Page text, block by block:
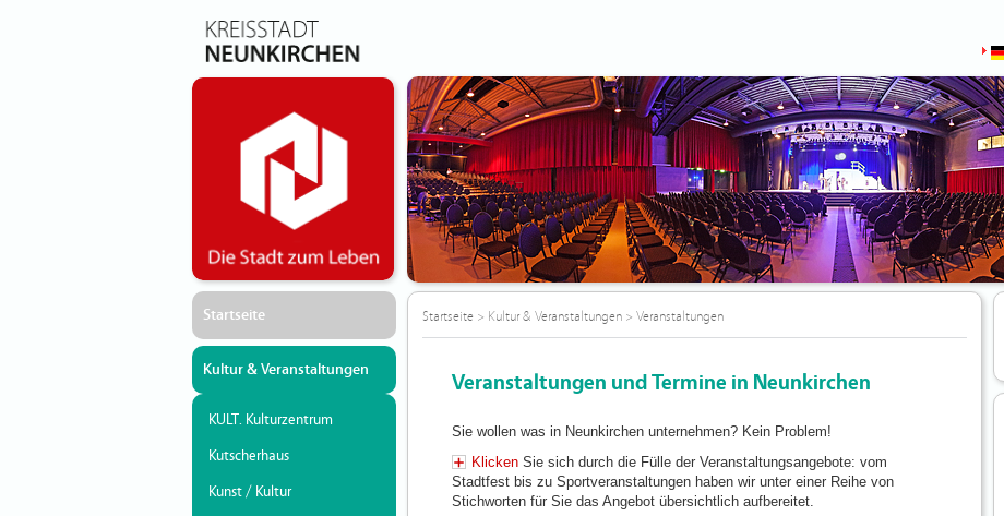
Startseite
Kultur & Veranstaltungen
KULT. Kulturzentrum
Kutscherhaus
Kunst / Kultur
Startseite> Kultur & Veranstaltungen> Veranstaltungen
Veranstaltungen und Termine in Neunkirchen
Sie wollen was in Neunkirchen unternehmen? Kein Problem!
KlickenSie sich durch die Fülle der Veranstaltungsangebote: vom
Stadtfest bis zu Sportveranstaltungen haben wir unter einer Reihe von
Stichworten für Sie das Angebot übersichtlich aufbereitet.